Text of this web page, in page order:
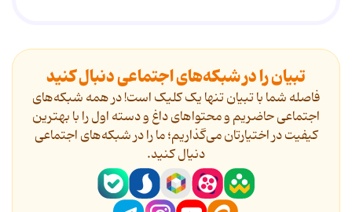
تبیان را در شبکه‌های اجتماعی دنبال کنید
فاصله شما با تبیان تنها یک کلیک است! در همه شبکه‌های
اجتماعی حاضریم و محتواهای داغ و دسته اول را با بهترین
کیفیت در اختیارتان می‌گذاریم؛ ما را در شبکه‌های اجتماعی
دنیال کنید.